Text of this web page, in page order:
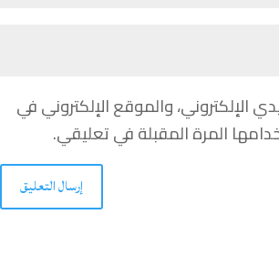
الإلكتروني، والموقع الإلكتروني في
المرة المقبلة في تعليقي.
إرسال التعليق